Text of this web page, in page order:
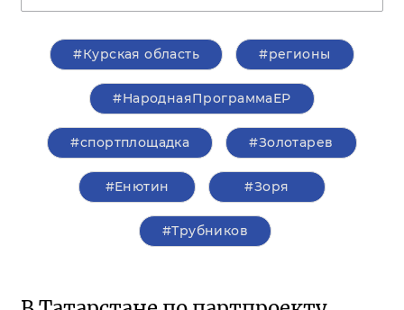
#Курская область #регионы
#НароднаяПрограммаЕР
#спортплощадка #Золотарев
#Енютин #Зоря
#Трубников